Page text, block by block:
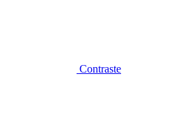
Contraste